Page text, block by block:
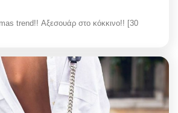
trend!! Αξεσουάρ στο κόκκινο!! [30